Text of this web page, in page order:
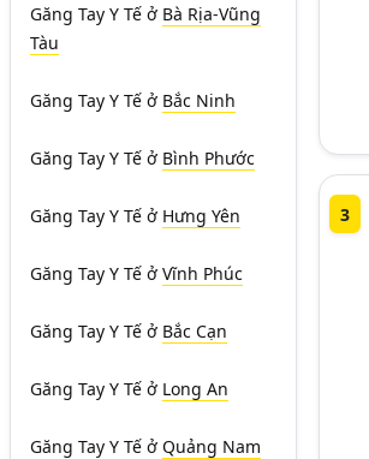
Găng Tay Y Tế ở Bà Rịa-Vũng
Tàu
Găng Tay Y Tế ở Bắc Ninh
Găng Tay Y Tế ở Bình Phước
Găng Tay Y Tế ở Hưng Yên
Găng Tay Y Tế ở Vĩnh Phúc
Găng Tay Y Tế ở Bắc Cạn
Găng Tay Y Tế ở Long An
Găng Tay Y Tế ở Quảng Nam
3